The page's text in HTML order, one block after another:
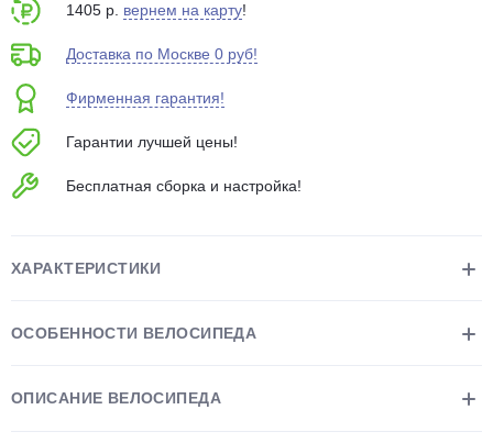
1405 р. вернем на карту!
Доставка по Москве 0 руб!
Фирменная гарантия!
Гарантии лучшей цены!
Бесплатная сборка и настройка!
ХАРАКТЕРИСТИКИ
ОСОБЕННОСТИ ВЕЛОСИПЕДА
ОПИСАНИЕ ВЕЛОСИПЕДА
Подробнее
недели